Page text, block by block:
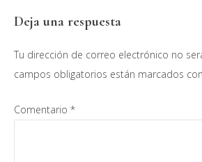
Interacciones
con
los
Deja una respuesta
Tu dirección de correo electrónico no
campos obligatorios están marcados con
Comentario *